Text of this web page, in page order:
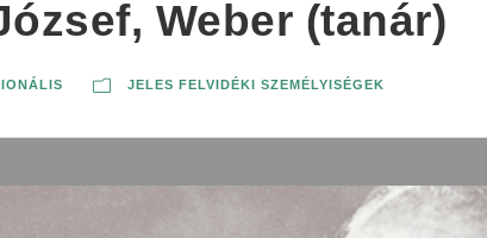
Weber (tanár)
JELES FELVIDÉKI SZEMÉLYISÉGEK